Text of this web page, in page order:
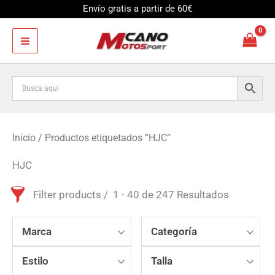
contenido
Envío gratis a partir de 60€
Inicio / Productos etiquetados “HJC”
HJC
Filter products 1 - 40 de 247 Resultados
Marca Categoría
Estilo Talla